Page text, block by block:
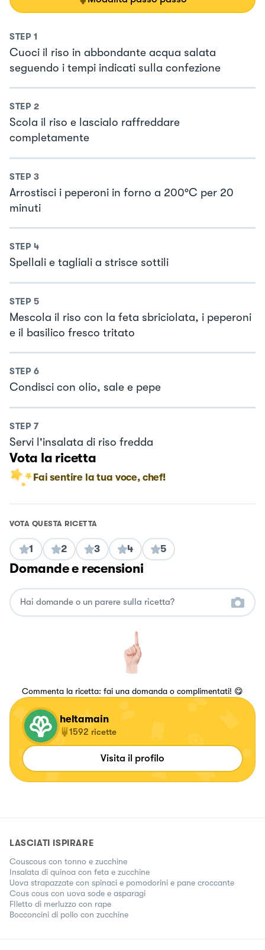
STEP 1
Cuoci il riso in abbondante acqua salata
seguendo i tempi indicati sulla confezione
STEP 2
Scola il riso e lascialo raffreddare
completamente
STEP 3
Arrostisci i peperoni in forno a 200°C per 20
minuti
STEP 4
Spellali e tagliali a strisce sottili
STEP 5
Mescola il riso con la feta sbriciolata, i peperoni
e il basilico fresco tritato
STEP 6
Condisci con olio, sale e pepe
STEP 7
Servi l'insalata di riso fredda
Vota la ricetta
Fai sentire la tua voce, chef!
VOTA QUESTA RICETTA
1 2 3 4 5
Domande e recensioni
Commenta la ricetta: fai una domanda o complimentati! 😋
heltamain
1592 ricette
Visita il profilo
LASCIATI ISPIRARE
Couscous con tonno e zucchine
Insalata di quinoa con feta e zucchine
Uova strapazzate con spinaci e pomodorini e pane croccante
Cous cous con uova sode e asparagi
FIletto di merluzzo con rape
Bocconcini di pollo con zucchine